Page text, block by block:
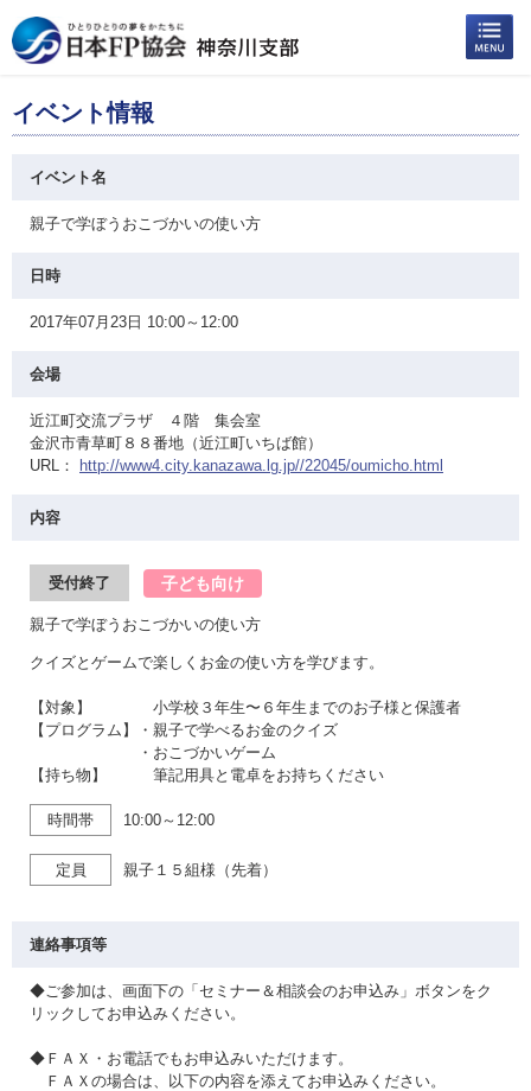
イベント情報
イベント名
親子で学ぼうおこづかいの使い方
日時
2017年07月23日 10:00～12:00
会場
近江町交流プラザ ４階 集会室
金沢市青草町８８番地（近江町いちば館）
URL：
http://www4.city.kanazawa.lg.jp//22045/oumicho.html
内容
受付終了 子ども向け
親子で学ぼうおこづかいの使い方
クイズとゲームで楽しくお金の使い方を学びます。
【対象】 小学校３年生〜６年生までのお子様と保護者
【プログラム】・親子で学べるお金のクイズ
・おこづかいゲーム
【持ち物】 筆記用具と電卓をお持ちください
時間帯 10:00～12:00
定員 親子１５組様（先着）
連絡事項等
◆ご参加は、画面下の「セミナー＆相談会のお申込み」ボタンをク
リックしてお申込みください。
◆ＦＡＸ・お電話でもお申込みいただけます。
ＦＡＸの場合は、以下の内容を添えてお申込みください。